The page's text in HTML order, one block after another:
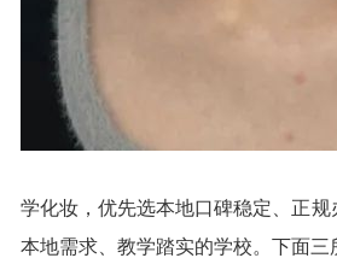
学化妆，优先选本地口碑稳定、正
本地需求、教学踏实的学校。下面三